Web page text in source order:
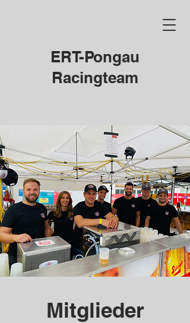
ERT-Pongau
Racingteam
Mitglieder